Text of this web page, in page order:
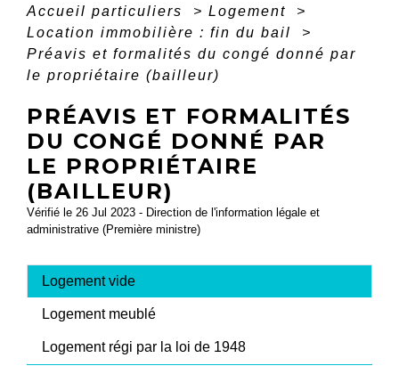
Accueil particuliers > Logement
>
Location immobilière : fin du bail
>
Préavis et formalités du congé donné par
le propriétaire (bailleur)
PRÉAVIS ET FORMALITÉS
DU CONGÉ DONNÉ PAR
LE PROPRIÉTAIRE
(BAILLEUR)
Vérifié le 26 Jul 2023 - Direction de l'information légale et
administrative (Première ministre)
Logement vide
Logement meublé
Logement régi par la loi de 1948